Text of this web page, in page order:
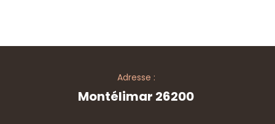
Adresse :
Montélimar 26200